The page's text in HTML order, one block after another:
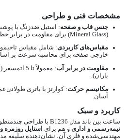
مشخصات فنی و طراحی
جنس قاب و صفحه: استیل ضدزنگ با
(Mineral Glass) برای مقاومت در برابر خط و خش.
مقیاس‌های کاربردی
خارجی صفحه برای محاسبه سرعت بر
مقاومت در برابر آب
: معمولاً
باران).
مکانیسم حرکت: کوارتز با باتری
آسان.
کاربرد و سبک
ساعت بین باند مدل B1236 با طراحی چندمنظوره خود، هم برای
نیمه‌رسمی و اداری و هم برای استایل
مهندسی‌شده و فلزی آن، نشان‌دهنده سلیقه